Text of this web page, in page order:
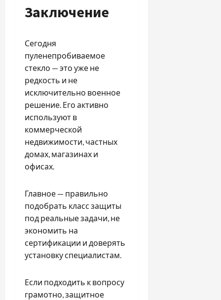
Заключение
Сегодня
пуленепробиваемое
стекло — это уже не
редкость и не
исключительно военное
решение. Его активно
используют в
коммерческой
недвижимости, частных
домах, магазинах и
офисах.
Главное — правильно
подобрать класс защиты
под реальные задачи, не
экономить на
сертификации и доверять
установку специалистам.
Если подходить к вопросу
грамотно, защитное